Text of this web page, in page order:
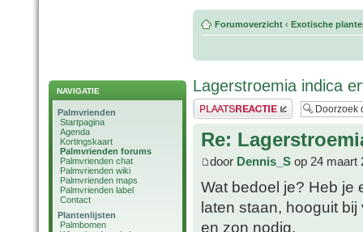
NAVIGATIE
Palmvrienden
Startpagina
Agenda
Kortingskaart
Palmvrienden forums
Palmvrienden chat
Palmvrienden wiki
Palmvrienden maps
Palmvrienden label
Contact
Plantenlijsten
Palmbomen
Forumoverzicht ‹ Exotische
Lagerstroemia indica
Plaats een reactie
Re:
door Dennis_S op 24 maart
Wat bedoel je? Heb je
laten staan, hooguit
en zon nodig.